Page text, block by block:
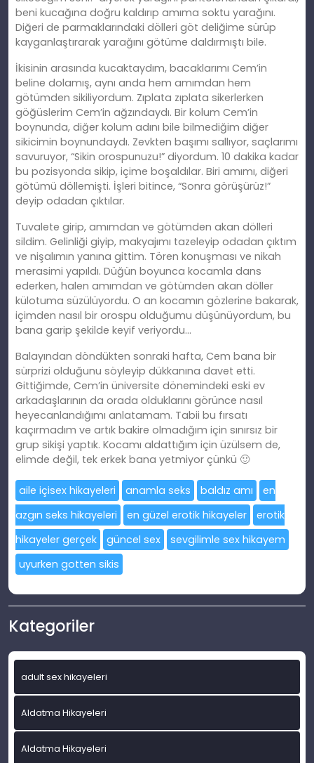
beni kucağına doğru kaldırıp amıma soktu yarağını.
Diğeri de parmaklarındaki dölleri göt deliğime sürüp
kayganlaştırarak yarağını götüme daldırmıştı bile.
İkisinin arasında kucaktaydım, bacaklarımı Cem’in
beline dolamış, aynı anda hem amımdan hem
götümden sikiliyordum. Zıplata zıplata sikerlerken
göğüslerim Cem’in ağzındaydı. Bir kolum Cem’in
boynunda, diğer kolum adını bile bilmediğim diğer
sikicimin boynundaydı. Zevkten başımı sallıyor, saçlarımı
savuruyor, “Sikin orospunuzu!” diyordum. 10 dakika kadar
bu pozisyonda sikip, içime boşaldılar. Biri amımı, diğeri
götümü döllemişti. İşleri bitince, “Sonra görüşürüz!”
deyip odadan çıktılar.
Tuvalete girip, amımdan ve götümden akan dölleri
sildim. Gelinliği giyip, makyajımı tazeleyip odadan çıktım
ve nişalımın yanına gittim. Tören konuşması ve nikah
merasimi yapıldı. Düğün boyunca kocamla dans
ederken, halen amımdan ve götümden akan döller
külotuma süzülüyordu. O an kocamın gözlerine bakarak,
içimden nasıl bir orospu olduğumu düşünüyordum, bu
bana garip şekilde keyif veriyordu…
Balayından döndükten sonraki hafta, Cem bana bir
sürprizi olduğunu söyleyip dükkanına davet etti.
Gittiğimde, Cem’in üniversite dönemindeki eski ev
arkadaşlarının da orada olduklarını görünce nasıl
heyecanlandığımı anlatamam. Tabii bu fırsatı
kaçırmadım ve artık bakire olmadığım için sınırsız bir
grup sikişi yaptık. Kocamı aldattığım için üzülsem de,
elimde değil, tek erkek bana yetmiyor çünkü 🙂
aile içisex hikayeleri anamla seks baldız amı
en
azgın seks hikayeleri
en güzel erotik hikayeler
erotik
hikayeler gerçek
güncel sex
sevgilimle sex hikayem
uyurken gotten sikis
Kategoriler
adult sex hikayeleri
Aldatma Hikayeleri
Aldatma Hikayeleri